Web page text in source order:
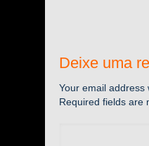
Deixe uma
Your email address
Required fields are